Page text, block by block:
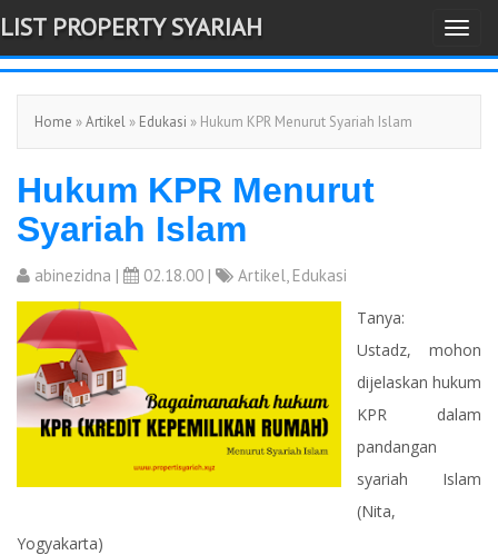
-->
T
o
g
l
t
i
n
LIST PROPERTY SYARIAH
Home »Artikel » Edukasi » Hukum KPR Menurut Syariah Islam
Hukum KPR Menurut
Syariah Islam
abinezidna | 02.18.00 | Artikel, Edukasi
Tanya:
Ustadz, mohon
dijelaskan hukum
KPR dalam
pandangan
syariah Islam
(Nita,
Yogyakarta)